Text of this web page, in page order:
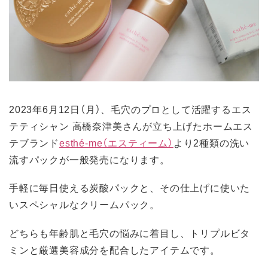
2023年6月12日（月）、毛穴のプロとして活躍するエス
テティシャン 高橋奈津美さんが立ち上げたホームエス
テブランドesthé-me（エスティーム） より2種類の洗い
流すパックが一般発売になります。
手軽に毎日使える炭酸パックと、その仕上げに使いた
いスペシャルなクリームパック。
どちらも年齢肌と毛穴の悩みに着目し、トリプルビタ
ミンと厳選美容成分を配合したアイテムです。